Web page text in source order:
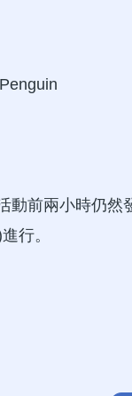
前兩小時仍
行。